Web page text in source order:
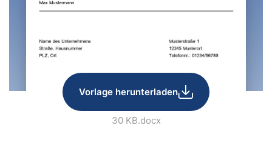
Vorlage herunterladen
30 KB.docx